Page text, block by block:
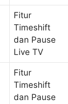
Fitur
Timeshift
dan Pause
Live TV
Fitur
Timeshift
dan Pause